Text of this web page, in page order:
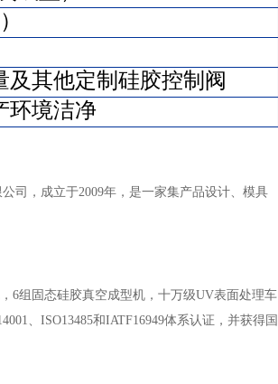
其他定制硅胶控制阀
环境洁净
，成立于2009年，是一家集产品设计、模具
组固态硅胶真空成型机，十万级UV表面处理车
、ISO13485和IATF16949体系认证，并获得国